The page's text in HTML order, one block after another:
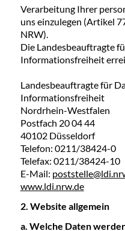
Verarbeitung Ihrer
uns einzulegen (Artikel
NRW).
Die Landesbeauftragte
Informationsfreiheit
Landesbeauftragte für
Informationsfreiheit
Nordrhein-Westfalen
Postfach 20 04 44
40102 Düsseldorf
Telefon: 0211/38424-0
Telefax: 0211/38424-10
E-Mail:
www.ldi.nrw.de
2. Website allgemein
a. Welche Daten